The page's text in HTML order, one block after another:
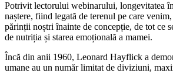
Potrivit lectorului webinarului, longevitatea
naștere, fiind legată de terenul pe care
părinții noștri înainte de concepție, de tot ce
de nutriția și starea emoțională a mamei.
Încă din anii 1960, Leonard Hayflick a
umane au un număr limitat de diviziuni,